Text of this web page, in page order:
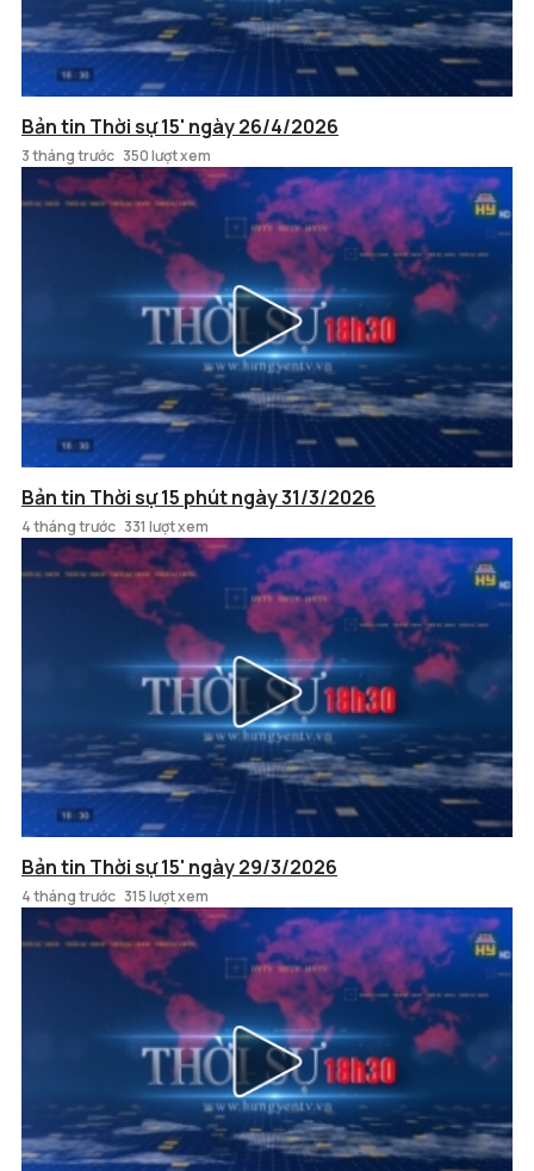
Bản tin Thời sự 15' ngày 26/4/2026
3 tháng trước 350 lượt xem
Bản tin Thời sự 15 phút ngày 31/3/2026
4 tháng trước 331 lượt xem
Bản tin Thời sự 15' ngày 29/3/2026
4 tháng trước 315 lượt xem